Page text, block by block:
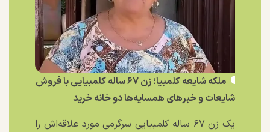
ملکه شایعه کلمبیا؛ زن ۶۷ ساله کلمبیایی با فروش
شایعات و خبر‌های همسایه‌ها دو خانه خرید
یک زن ۶۷ ساله کلمبیایی سرگرمی مورد علاقه‌اش را